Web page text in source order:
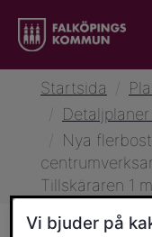
Startsida
Nya
Tillskäraren 1
Vi bjuder på